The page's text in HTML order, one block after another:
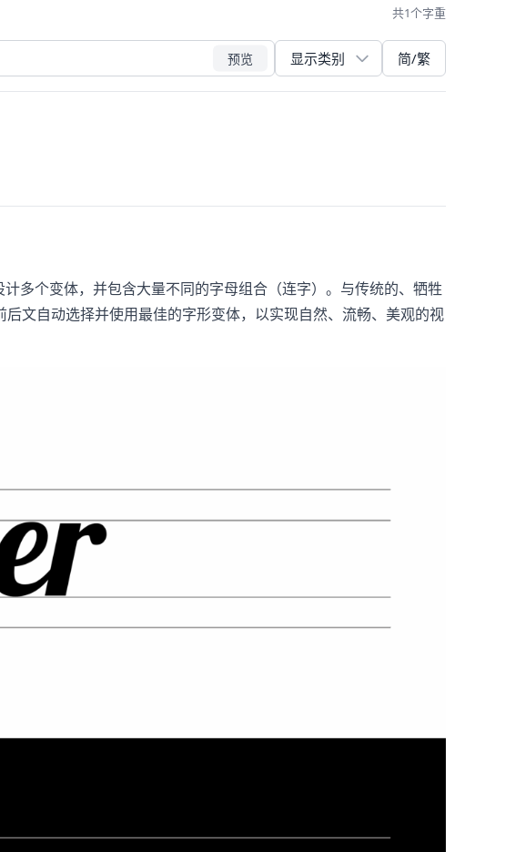
共1个字重
预览 简/繁
多个变体，并包含大量不同的字母组合（连字）。与传统的、牺牲
文自动选择并使用最佳的字形变体，以实现自然、流畅、美观的视